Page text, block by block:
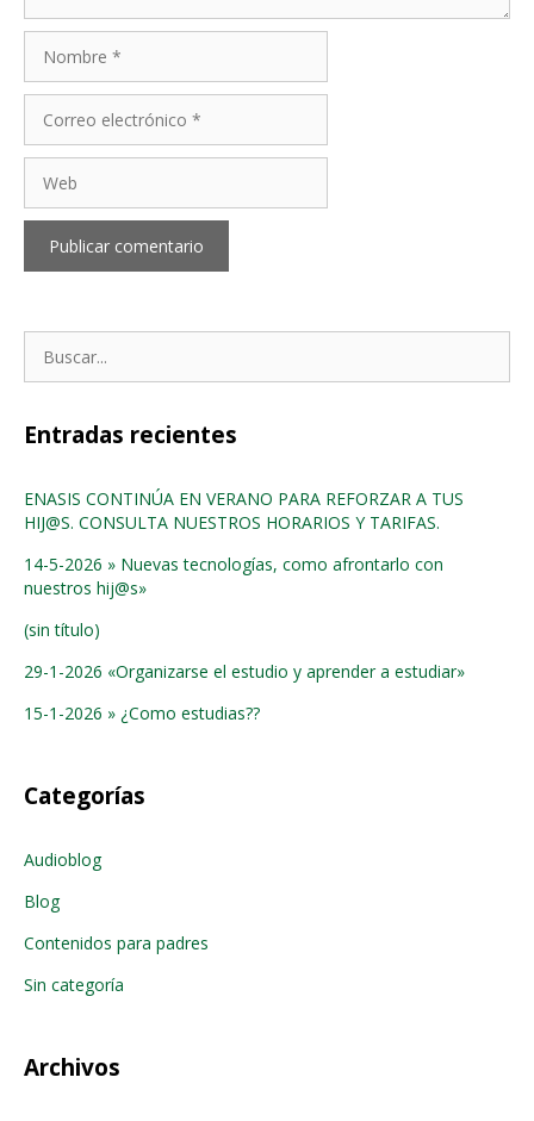
electrónico
Entradas recientes
ENASIS CONTINÚA EN VERANO PARA REFORZAR A TUS
HIJ@S. CONSULTA NUESTROS HORARIOS Y TARIFAS.
14-5-2026 » Nuevas tecnologías, como afrontarlo con
nuestros hij@s»
(sin título)
29-1-2026 «Organizarse el estudio y aprender a estudiar»
15-1-2026 » ¿Como estudias??
Categorías
Audioblog
Blog
Contenidos para padres
Sin categoría
Archivos